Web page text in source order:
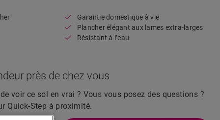
Garantie domestique à vie
Plancher élégant aux lames extra-larges
Résistant à l’eau
près de chez vous
voir ce sol en vrai ? Vous vous posez des questions ?
Quick-Step à proximité.